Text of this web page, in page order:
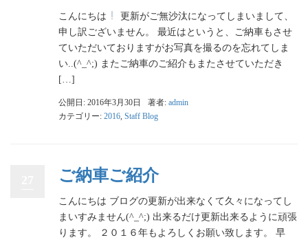
こんにちは
更新がご無沙汰になってしまいまして、
申し訳ございません。 最近はというと、ご納車もさせ
ていただいておりますがお写真を撮るのを忘れてしま
い..(^_^;) またご納車のご紹介もまたさせていただき
[…]
公開日: 2016年3月30日 著者: admin
カテゴリー: 2016 Staff Blog
ご納車ご紹介
こんにちは ブログの更新が出来なくて久々になってし
まいすみません(^_^;) 出来るだけ更新出来るように頑張
ります。 ２０１６年もよろしくお願い致します。 早